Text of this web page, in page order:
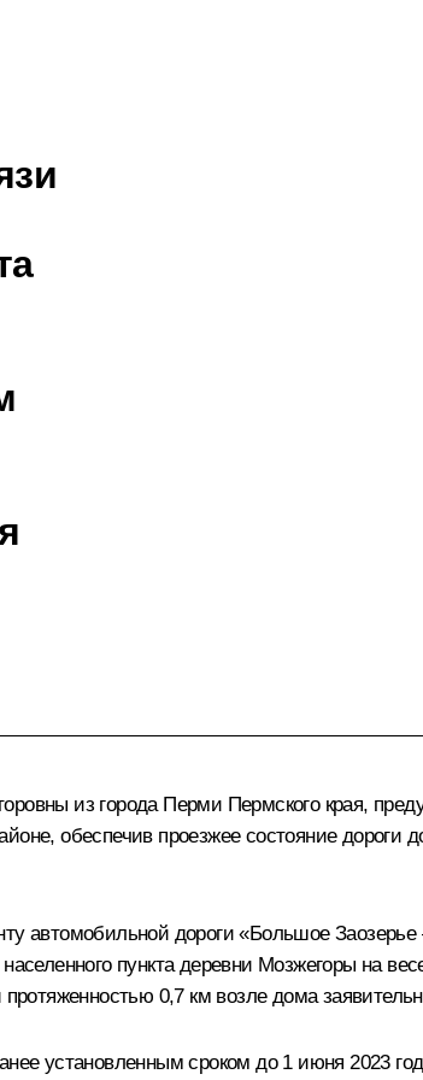
из города Перми Пермского края,
обеспечив проезжее состояние дороги
автомобильной дороги «Большое
пункта деревни Мозжегоры на
0,7 км возле дома
установленным сроком до 1 июня 2023